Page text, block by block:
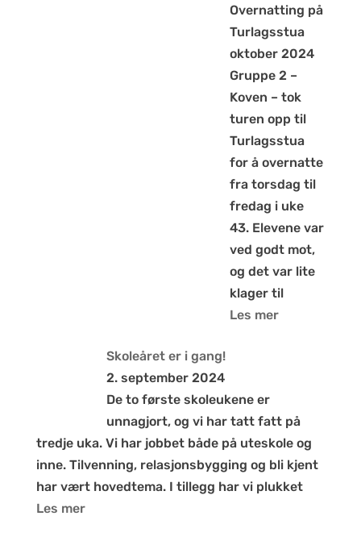
Overnatting på
Turlagsstua
oktober 2024
Gruppe 2 –
Koven – tok
turen opp til
Turlagsstua
for å overnatte
fra torsdag til
fredag i uke
43. Elevene var
ved godt mot,
og det var lite
klager til
Les mer
Skoleåret er i gang!
2. september 2024
De to første skoleukene er
unnagjort, og vi har tatt fatt på
tredje uka. Vi har jobbet både på uteskole og
inne. Tilvenning, relasjonsbygging og bli kjent
har vært hovedtema. I tillegg har vi plukket
Les mer